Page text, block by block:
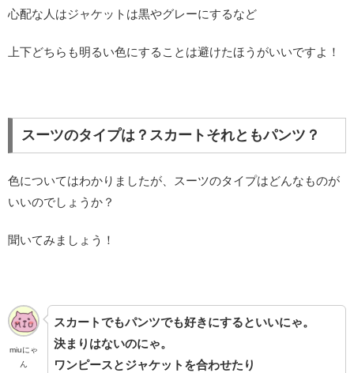
心配な人はジャケットは黒やグレーにするなど
上下どちらも明るい色にすることは避けたほうがいいですよ！
スーツのタイプは？スカートそれともパンツ？
色についてはわかりましたが、スーツのタイプはどんなものが
いいのでしょうか？
聞いてみましょう！
miuにゃ
ん
スカートでもパンツでも好きにするといいにゃ。
決まりはないのにゃ。
ワンピースとジャケットを合わせたり